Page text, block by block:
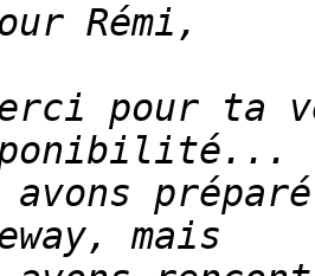
pour ta
avons